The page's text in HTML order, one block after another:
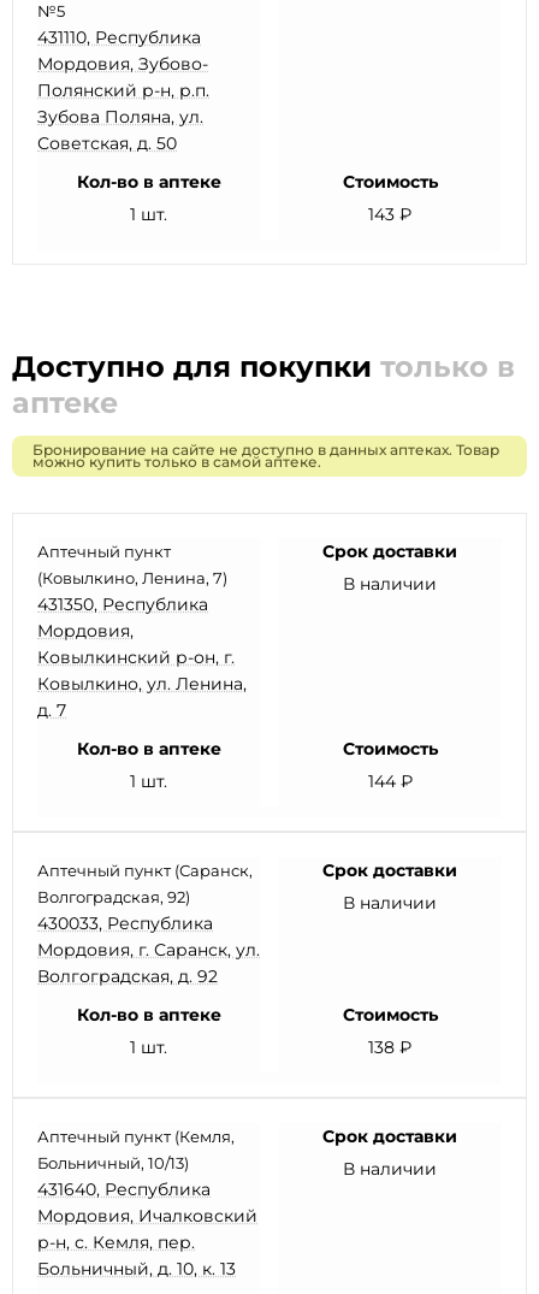
№5
431110, Республика
Мордовия, Зубово-
Полянский р-н, р.п.
Зубова Поляна, ул.
Советская, д. 50
Кол-во в аптеке
1 шт.
Стоимость
143 ₽
Доступно для покупки только в
аптеке
Бронирование на сайте не доступно в данных аптеках. Товар
можно купить только в самой аптеке.
Аптечный пункт
(Ковылкино, Ленина, 7)
431350, Республика
Мордовия,
Ковылкинский р-он, г.
Ковылкино, ул. Ленина,
д. 7
Срок доставки
В наличии
Кол-во в аптеке
1 шт.
Стоимость
144 ₽
Аптечный пункт (Саранск,
Волгоградская, 92)
430033, Республика
Мордовия, г. Саранск, ул.
Волгоградская, д. 92
Срок доставки
В наличии
Кол-во в аптеке
1 шт.
Стоимость
138 ₽
Аптечный пункт (Кемля,
Больничный, 10/13)
431640, Республика
Мордовия, Ичалковский
р-н, с. Кемля, пер.
Больничный, д. 10, к. 13
Срок доставки
В наличии